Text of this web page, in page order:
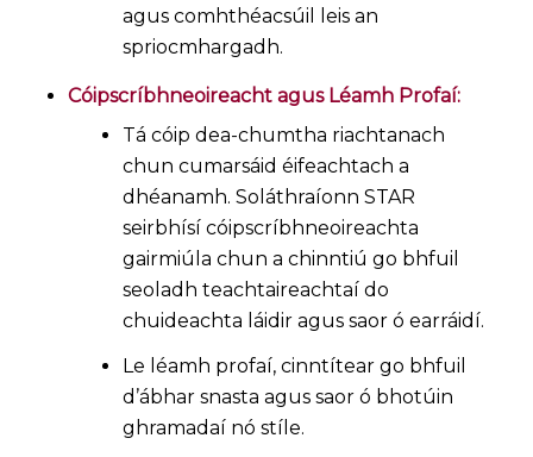
agus comhthéacsúil leis an
spriocmhargadh.
Cóipscríbhneoireacht agus Léamh Profaí:
Tá cóip dea-chumtha riachtanach
chun cumarsáid éifeachtach a
dhéanamh. Soláthraíonn STAR
seirbhísí cóipscríbhneoireachta
gairmiúla chun a chinntiú go bhfuil
seoladh teachtaireachtaí do
chuideachta láidir agus saor ó earráidí.
Le léamh profaí, cinntítear go bhfuil
d’ábhar snasta agus saor ó bhotúin
ghramadaí nó stíle.